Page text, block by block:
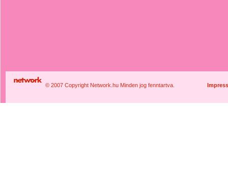
© 2007 Copyright Network.hu Minden jog fenntartva.